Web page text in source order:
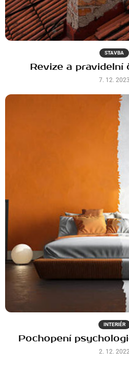
STAVBA
Revize a pravidelní
7. 12. 2023
INTERIÉR
Pochopení
2. 12.